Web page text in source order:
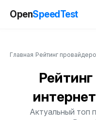
OpenSpeedTest
Главная Рейтинг
Актуальный топ